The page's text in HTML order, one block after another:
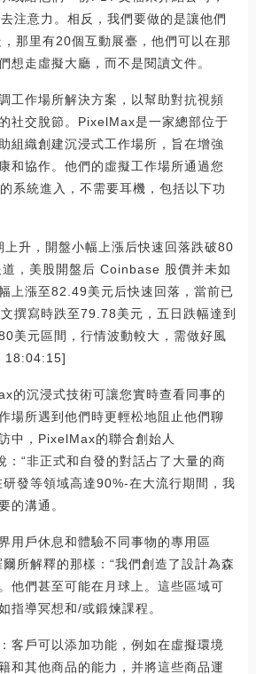
注意力。相反，我們要做的是讓他們
那里有20個互動展臺，他們可以在那
想走虛擬大廳，而不是閱讀文件。
工作場所解決方案，以幫助對抗視頻
社交脫節。PixelMax是一家總部位于
組織創建沉浸式工作場所，旨在增強
和協作。他們的虛擬工作場所通過您
系統進入，不需要耳機，包括以下功
升，開盤小幅上漲后快速回落跌破80
，美股開盤后 Coinbase 股價并未如
上漲至82.49美元后快速回落，當前已
撰寫時跌至79.78美元，五日跌幅達到
美元區間，行情波動較大，需做好風
18:04:15]
的沉浸式技術可讓您實時查看同事的
場所遇到他們時更輕松地阻止他們聊
中，PixelMax的聯合創始人
“非正式和自發的對話占了大量的商
發等領域高達90%-在大流行期間，我
的溝通。
用戶休息和體驗不同事物的專用區
所解釋的那樣：“我們創造了設計為森
他們甚至可能在月球上。這些區域可
指導冥想和/或鍛煉課程。
客戶可以添加功能，例如在虛擬環境
和其他商品的能力，并將這些商品運